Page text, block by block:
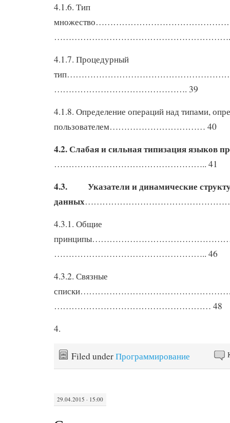
4.1.6. Тип
…………………………………………………….
4.1.7. Процедурный
………………………………………. 39
4.1.8. Определение операций над типами,
пользователем…………………………… 40
4.2. Слабая и сильная типизация языков
…………………………………………….. 41
4.3.
Указатели и динамические
данных
4.3.1. Общие
…………………………………………….. 46
4.3.2. Связные
……………………………………………… 48
4.
Filed underПрограммирование
29.04.2015 · 15:00